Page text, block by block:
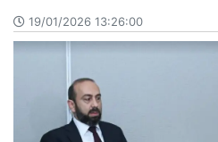
19/01/2026 13:26:00